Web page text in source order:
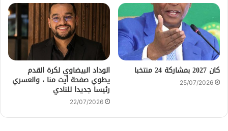
كان 2027 بمشاركة 24 منتخبا
25/07/2026
الوداد البيضاوي لكرة القدم
يطوي صفحة أيت منا ، والعسري
رئيسا جديدا للنادي
22/07/2026